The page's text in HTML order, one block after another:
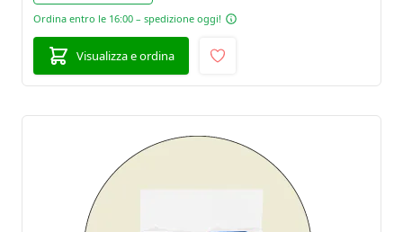
Ordina entro le 16:00 – spedizione oggi!
Visualizza e ordina